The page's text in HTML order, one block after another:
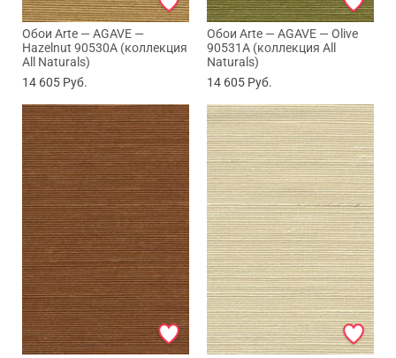
Обои Arte — AGAVE —
Hazelnut 90530A (коллекция
All Naturals)
14 605 Руб.
Обои Arte — AGAVE — Olive
90531A (коллекция All
Naturals)
14 605 Руб.